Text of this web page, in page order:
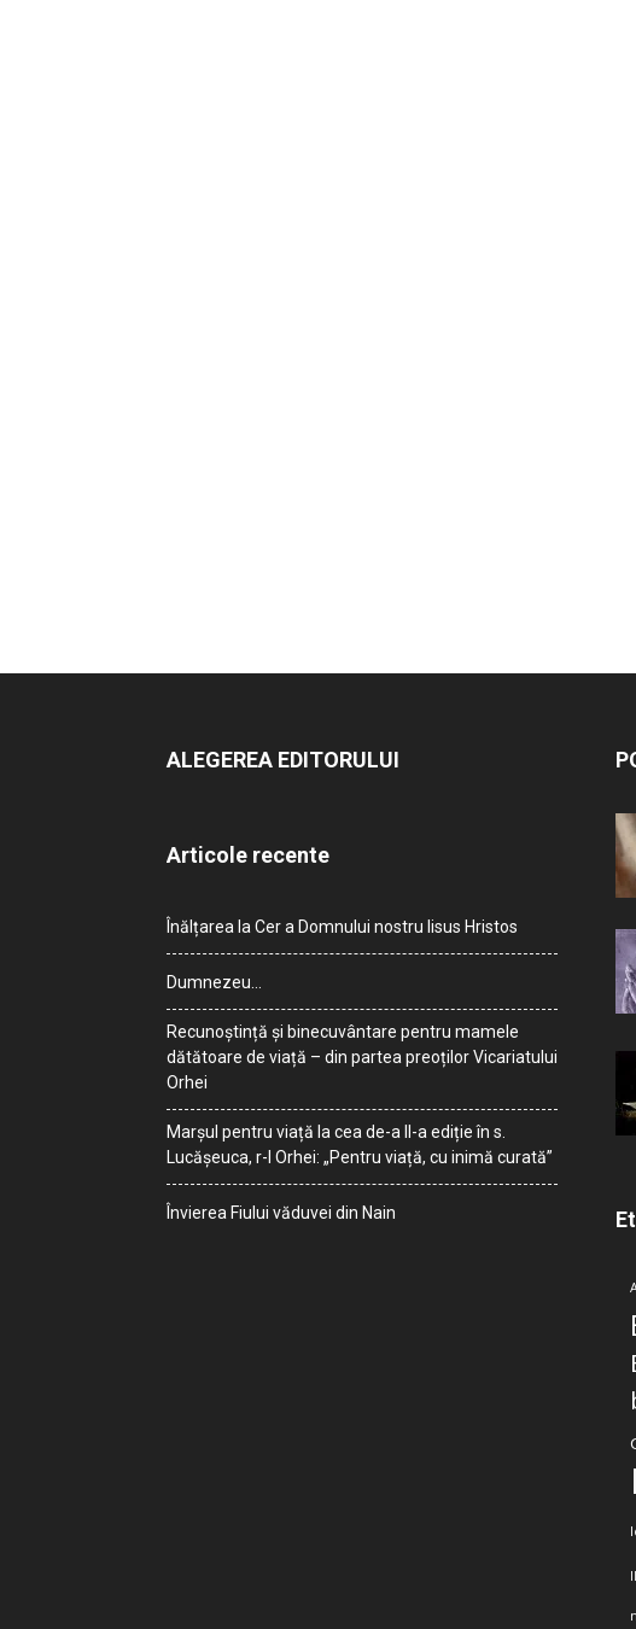
ALEGEREA EDITORULUI
Articole recente
Înălțarea la Cer a Domnului nostru Iisus Hristos
Dumnezeu…
Recunoștință și binecuvântare pentru mamele
dătătoare de viață – din partea preoților Vicariatului
Orhei
Marșul pentru viață la cea de-a II-a ediție în s.
Lucășeuca, r-l Orhei: „Pentru viață, cu inimă curată”
Învierea Fiului văduvei din Nain